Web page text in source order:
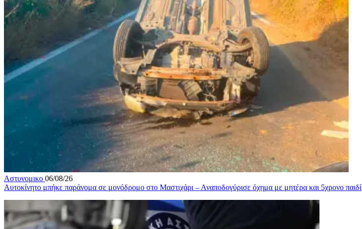
Αστυνομικο 06/08/26
Αυτοκίνητο μπήκε παράνομα σε μονόδρομο στο Μαστιχάρι – Αναποδογύρισε όχημα με μητέρα και 5χρονο παιδί